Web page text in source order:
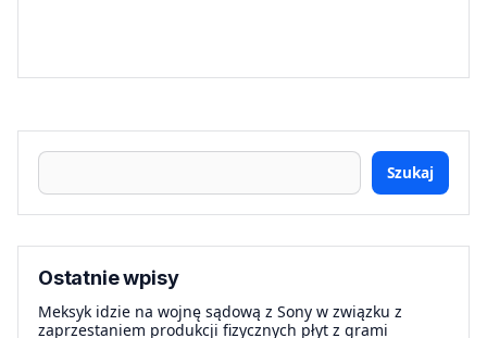
Szukaj
Ostatnie wpisy
Meksyk idzie na wojnę sądową z Sony w związku z
zaprzestaniem produkcji fizycznych płyt z grami